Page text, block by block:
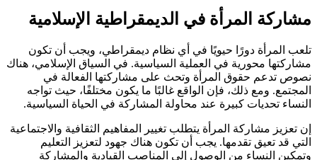
مشاركة المرأة في الديمقراطية الإسلامية
تلعب المرأة دورًا حيويًا في أي نظام ديمقراطي، ويجب أن تكون
مشاركتها محورية في العملية السياسية. في السياق الإسلامي، هناك
نصوص تدعم حقوق المرأة وتحث على مشاركتها الفعالة في
المجتمع. ومع ذلك، فإن الواقع غالبًا ما يكون مختلفًا، حيث تواجه
النساء تحديات كبيرة عند محاولة المشاركة في الحياة السياسية.
إن تعزيز مشاركة المرأة يتطلب تغيير المفاهيم الثقافية والاجتماعية
التي قد تعيق تقدمها. يجب أن تكون هناك جهود لتعزيز التعليم
وتمكين النساء من الوصول إلى المناصب القيادية والمشاركة